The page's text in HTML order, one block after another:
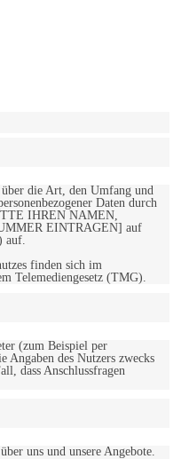
die Art, den Umfang und
Daten durch
IHREN NAMEN,
EINTRAGEN] auf
auf.
finden sich im
Telemediengesetz (TMG).
(zum Beispiel per
des Nutzers zwecks
dass Anschlussfragen
uns und unsere Angebote.